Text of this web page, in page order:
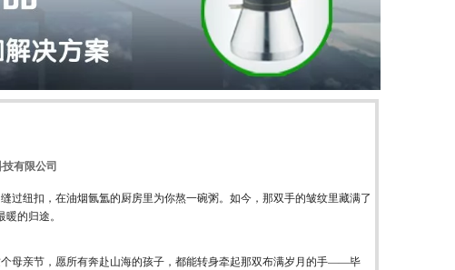
有限公司
纽扣，在油烟氤氲的厨房里为你熬一碗粥。如今，那双手的皱纹里藏满了
的归途。
母亲节，愿所有奔赴山海的孩子，都能转身牵起那双布满岁月的手——毕